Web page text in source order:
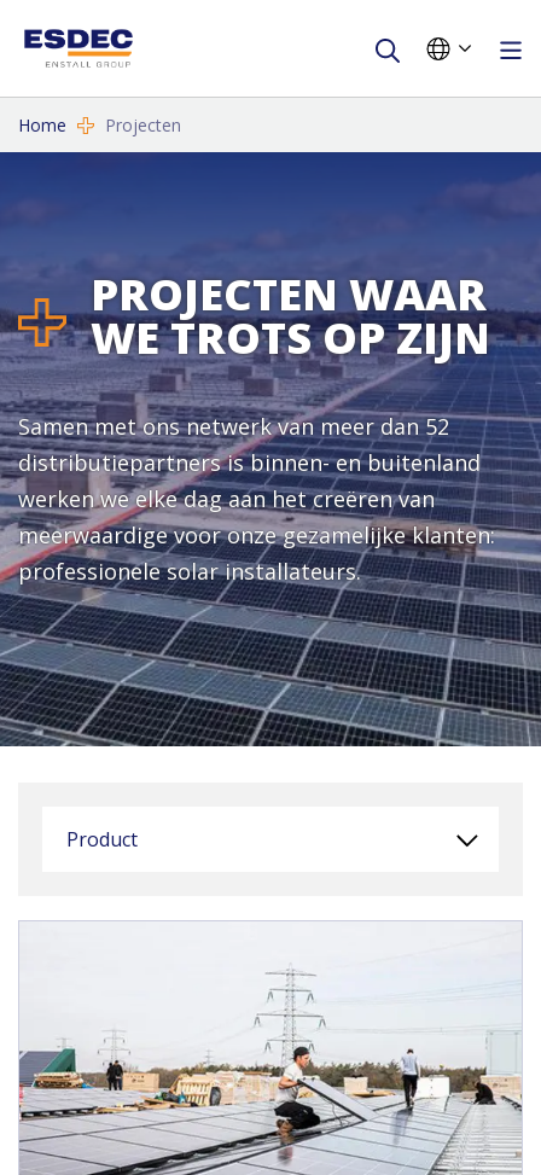
Home Projecten
PROJECTEN WAAR
WE TROTS OP ZIJN
Samen met ons netwerk van meer dan 52
distributiepartners is binnen- en buitenland
werken we elke dag aan het creëren van
meerwaardige voor onze gezamelijke klanten:
professionele solar installateurs.
Product